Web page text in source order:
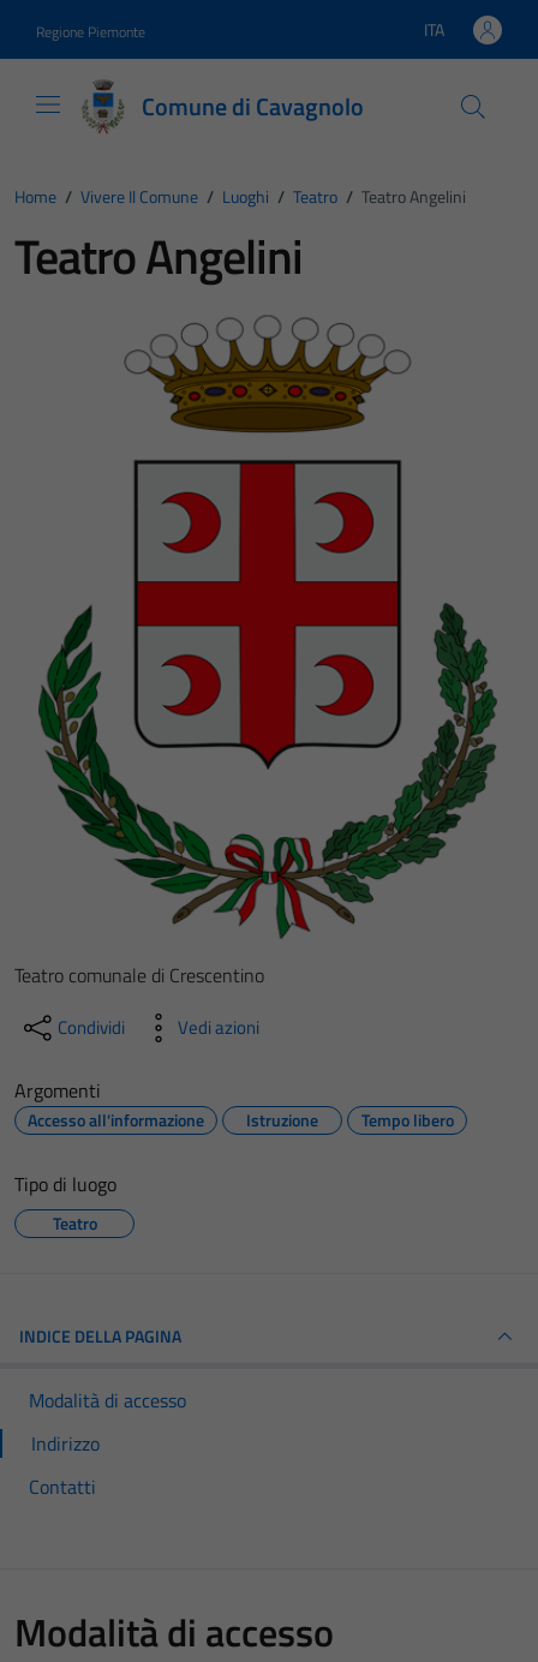
Regione Piemonte Lingua attiva:
ITA
Comune di Cavagnolo
Home / Vivere Il Comune / Luoghi / Teatro / Teatro Angelini
Teatro Angelini
Teatro comunale di Crescentino
Condividi Vedi azioni
Argomenti
Accesso all'informazione Istruzione Tempo libero
Tipo di luogo
Teatro
INDICE DELLA PAGINA
Modalità di accesso
Indirizzo
Contatti
Modalità di accesso